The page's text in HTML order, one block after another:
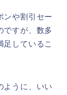
ンや割引セー
ですが、数多
足しているこ
ように、いい